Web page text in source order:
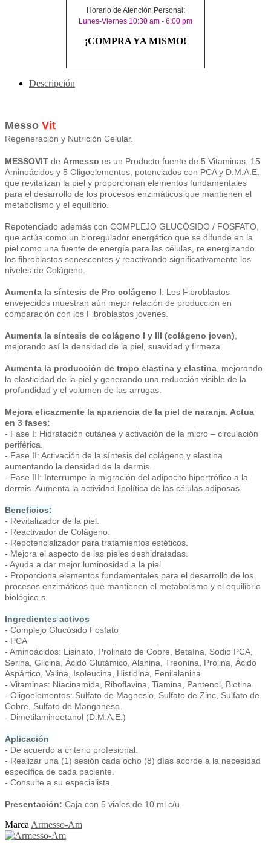
Horario de Atención Personal:
Lunes-Viernes 10:30 am - 6:00 pm
¡COMPRA YA MISMO!
Descripción
Messo Vit
Regeneración y Nutrición Celular.
MESSOVIT de Armesso es un Producto fuente de 5 Vitaminas, 15
Aminoácidos y 5 Oligoelementos, potenciados con PCA y D.M.A.E.
que revitalizan la piel y proporcionan elementos fundamentales
para el desarrollo de los procesos enzimáticos que mantienen el
metabolismo y el equilibrio.
Repotenciado además con COMPLEJO GLUCÓSIDO / FOSFATO,
que actúa como un bioregulador energético que se difunde en la
piel como una fuente de energía para las células, re energizando
los fibroblastos senescentes y reactivando significativamente los
niveles de Colágeno.
Aumenta la síntesis de Pro colágeno I . Los Fibroblastos
envejecidos muestran aún mejor relación de producción en
comparación con los Fibroblastos jóvenes.
Aumenta la síntesis de colágeno I y III (colágeno joven)
mejorando así la densidad de la piel, suavidad y firmeza.
Aumenta la producción de tropo elastina y elastina , mejorando
la elasticidad de la piel y generando una reducción visible de la
profundidad y el volumen de las arrugas.
Mejora eficazmente la apariencia de la piel de naranja. Actua
en 3 fases:
- Fase I: Hidratación cutánea y activación de la micro – circulación
periférica.
- Fase II: Activación de la síntesis del colágeno y elastina
aumentando la densidad de la dermis.
- Fase III: Interrumpe la migración del adipocito hipertrófico a la
dermis. Aumenta la actividad lipolítica de las células adiposas.
Beneficios:
- Revitalizador de la piel.
- Reactivador de Colágeno.
- Repotencializador para tratamientos estéticos.
- Mejora el aspecto de las pieles deshidratadas.
- Ayuda a dar mejor luminosidad a la piel.
- Proporciona elementos fundamentales para el desarrollo de los
procesos enzimáticos que mantienen el metabolismo y el equilibrio
biológico.s.
Ingredientes activos
- Complejo Glucósido Fosfato
- PCA
- Aminoácidos: Lisinato, Prolinato de Cobre, Betaína, Sodio PCA,
Serina, Glicina, Ácido Glutámico, Alanina, Treonina, Prolina, Ácido
Aspártico, Valina, Isoleucina, Histidina, Fenilalanina.
- Vitaminas: Niacinamida, Riboflavina, Tiamina, Pantenol, Biotina.
- Oligoelementos: Sulfato de Magnesio, Sulfato de Zinc, Sulfato de
Cobre, Sulfato de Manganeso.
- Dimetilaminoetanol (D.M.A.E.)
Aplicación
- De acuerdo a criterio profesional.
- Realizar una (1) sesión cada ocho (8) días acorde a la necesidad
específica de cada paciente.
- Consulte a su especialista.
Presentación: Caja con 5 viales de 10 ml c/u.
Marca Armesso-Am